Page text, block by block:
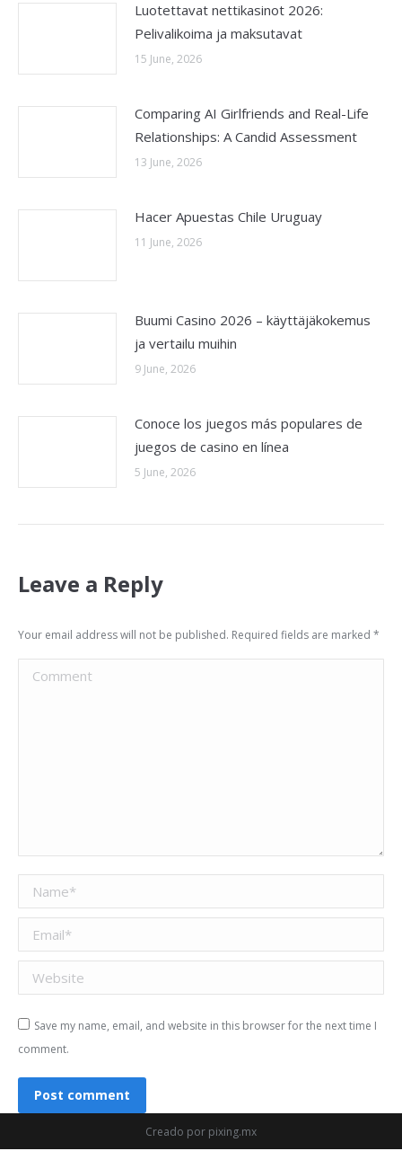
Luotettavat nettikasinot 2026:
Pelivalikoima ja maksutavat
15 June, 2026
Comparing AI Girlfriends and Real-Life
Relationships: A Candid Assessment
13 June, 2026
Hacer Apuestas Chile Uruguay
11 June, 2026
Buumi Casino 2026 – käyttäjäkokemus
ja vertailu muihin
9 June, 2026
Conoce los juegos más populares de
juegos de casino en línea
5 June, 2026
Leave a Reply
Your email address will not be published. Required fields are marked *
Comment
Name *
Email *
Website
Save my name, email, and website in this browser for the next time I
comment.
Post comment
Creado por pixing.mx